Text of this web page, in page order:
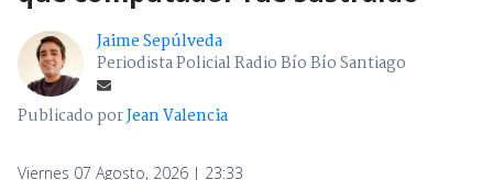
Jaime Sepúlveda
Periodista Policial Radio Bío Bío Santiago
Publicado porJean Valencia
Viernes 07 Agosto, 2026 | 23:33